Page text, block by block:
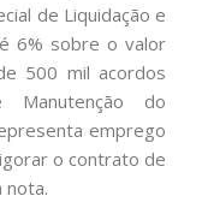
de Liquidação e
6% sobre o valor
500 mil acordos
Manutenção do
emprego
o contrato de
nota.